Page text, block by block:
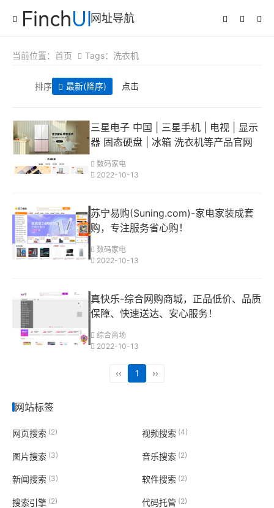
网址导航
当前位置： 首页 Tags：洗衣机
排序 最新(降序) 点击
三星电子 中国 | 三星手机 | 电视 | 显示
器 固态硬盘 | 冰箱 洗衣机等产品官网
数码家电
2022-10-13
苏宁易购(Suning.com)-家电家装成套
购，专注服务省心购！
数码家电
2022-10-13
真快乐-综合网购商城，正品低价、品质
保障、快速送达、安心服务！
综合商场
2022-10-13
‹‹ 1 ››
网站标签
网页搜索 (2) 视频搜索 (4)
图片搜索 (3) 音乐搜索 (2)
新闻搜索 (3) 软件搜索 (2)
搜索引擎 (2) 代码托管(2)